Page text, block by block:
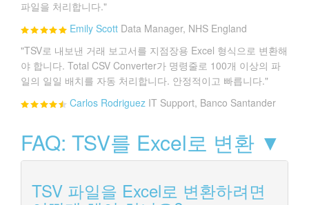
파일을 처리합니다."
Emily Scott Data Manager, NHS England
"TSV로 내보낸 거래 보고서를 지점장용 Excel 형식으로 변환해
야 합니다. Total CSV Converter가 명령줄로 100개 이상의 파
일의 일일 배치를 자동 처리합니다. 안정적이고 빠릅니다."
Carlos Rodriguez IT Support, Banco Santander
FAQ: TSV를 Excel로 변환 ▼
TSV 파일을 Excel로 변환하려면